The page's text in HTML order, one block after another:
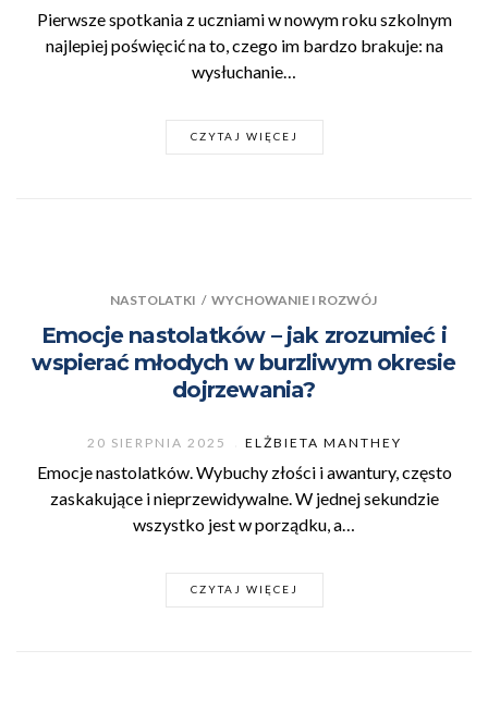
Pierwsze spotkania z uczniami w nowym roku szkolnym
najlepiej poświęcić na to, czego im bardzo brakuje: na
wysłuchanie…
CZYTAJ WIĘCEJ
NASTOLATKI / WYCHOWANIE I ROZWÓJ
Emocje nastolatków – jak zrozumieć i
wspierać młodych w burzliwym okresie
dojrzewania?
20 SIERPNIA 2025 ELŻBIETA MANTHEY
Emocje nastolatków. Wybuchy złości i awantury, często
zaskakujące i nieprzewidywalne. W jednej sekundzie
wszystko jest w porządku, a…
CZYTAJ WIĘCEJ